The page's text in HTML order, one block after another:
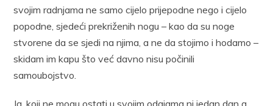
svojim radnjama ne samo cijelo prijepodne nego i cijelo
popodne, sjedeći prekriženih nogu – kao da su noge
stvorene da se sjedi na njima, a ne da stojimo i hodamo –
skidam im kapu što već davno nisu počinili
samoubojstvo.
Ja, koji ne mogu ostati u svojim odajama ni jedan dan a